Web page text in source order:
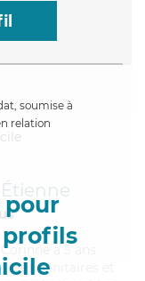
soumise à
relation
pour
a 5 ans
Sanitaires et